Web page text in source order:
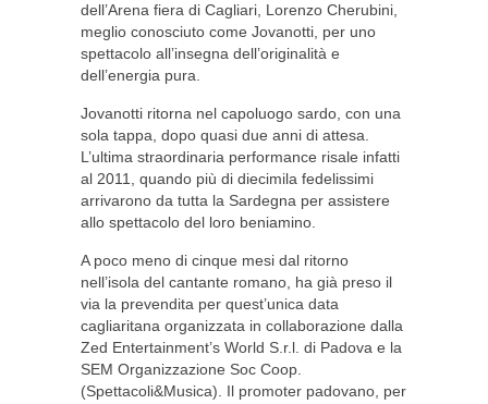
dell’Arena fiera di Cagliari, Lorenzo Cherubini,
meglio conosciuto come Jovanotti, per uno
spettacolo all’insegna dell’originalità e
dell’energia pura.
Jovanotti ritorna nel capoluogo sardo, con una
sola tappa, dopo quasi due anni di attesa.
L’ultima straordinaria performance risale infatti
al 2011, quando più di diecimila fedelissimi
arrivarono da tutta la Sardegna per assistere
allo spettacolo del loro beniamino.
A poco meno di cinque mesi dal ritorno
nell’isola del cantante romano, ha già preso il
via la prevendita per quest’unica data
cagliaritana organizzata in collaborazione dalla
Zed Entertainment’s World S.r.l. di Padova e la
SEM Organizzazione Soc Coop.
(Spettacoli&Musica). Il promoter padovano, per